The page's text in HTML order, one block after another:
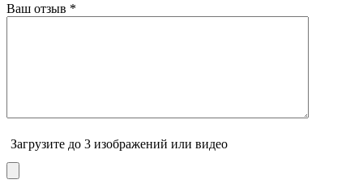
Ваш отзыв *
Загрузите до 3 изображений или видео